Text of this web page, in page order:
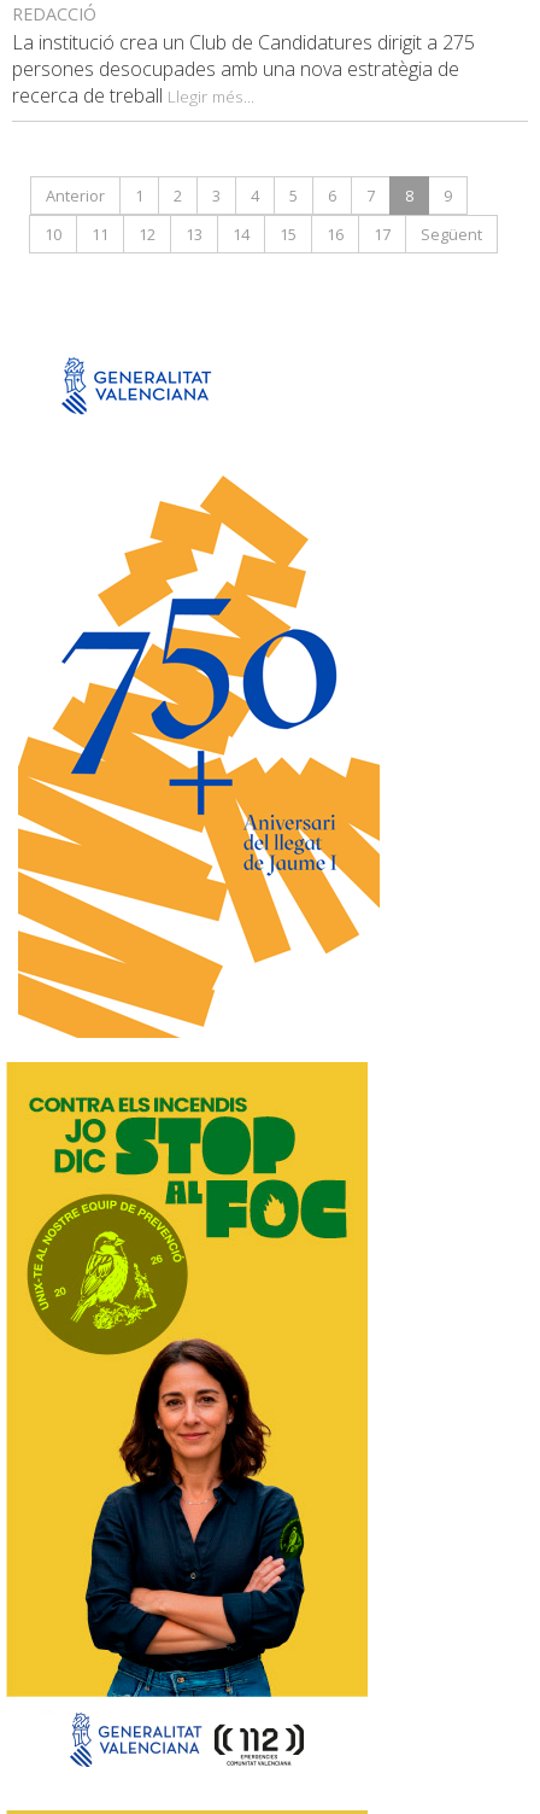
REDACCIÓ
La institució crea un Club de Candidatures dirigit a 275
persones desocupades amb una nova estratègia de
recerca de treball Llegir més...
Anterior 1 2 3 4 5 6 7 8
9
10
11 12 13 14 15 16 17 Següent